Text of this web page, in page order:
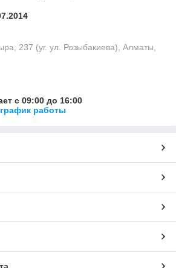
237 (уг. ул. Розыбакиева), Алматы,
с 09:00 до 16:00
работы